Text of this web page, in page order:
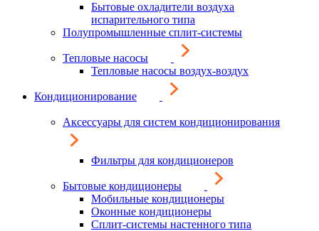
Бытовые охладители воздуха
испарительного типа
Полупромышленные сплит-системы
Тепловые насосы
Тепловые насосы воздух-воздух
Кондиционирование
Аксессуары для систем кондиционирования
Фильтры для кондиционеров
Бытовые кондиционеры
Мобильные кондиционеры
Оконные кондиционеры
Сплит-системы настенного типа